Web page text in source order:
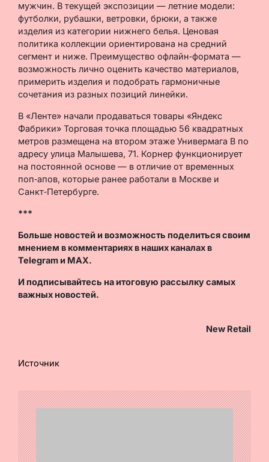
мужчин. В текущей экспозиции — летние модели:
футболки, рубашки, ветровки, брюки, а также
изделия из категории нижнего белья. Ценовая
политика коллекции ориентирована на средний
сегмент и ниже. Преимущество офлайн‑формата —
возможность лично оценить качество материалов,
примерить изделия и подобрать гармоничные
сочетания из разных позиций линейки.
В «Ленте» начали продаваться товары «Яндекс
Фабрики» Торговая точка площадью 56 квадратных
метров размещена на втором этаже Универмага В по
адресу улица Малышева, 71. Корнер функционирует
на постоянной основе — в отличие от временных
поп‑апов, которые ранее работали в Москве и
Санкт‑Петербурге.
***
Больше новостей и возможность поделиться своим
мнением в комментариях в наших каналах в
Telegram и MAX.
И подписывайтесь на итоговую рассылку самых
важных новостей.
New Retail
Источник